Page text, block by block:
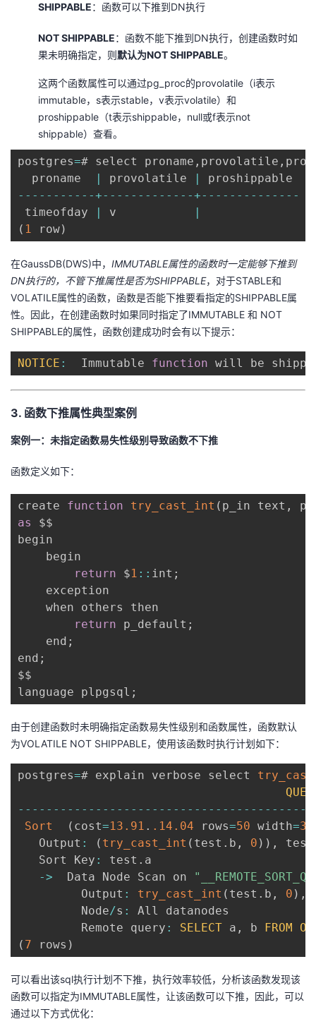
者
堂
我
的
课
程
我
的
认
我
的
我
Programs
我
技
术
支
持
的
云
声
建
SHIPPABLE：函数可以下推到DN执行
NOT SHIPPABLE：函数不能下推到DN执行，创建函数时如
果未明确指定，则默认为NOT SHIPPABLE。
这两个函数属性可以通过pg_proc的provolatile（i表示
immutable，s表示stable，v表示volatile）和
proshippable（t表示shippable，null或f表示not
shippable）查看。
postgres=# select proname , provolatile ,
  proname
| provolatile |
-- -- -- -- -- -+-- -- -- -- -- -- -+-- -- -- -- -- -- --
timeofday
| v
|
( 1 row)
在GaussDB(DWS)中， IMMUTABLE属性的函数时一定能够下推到
DN执行的，不管下推属性是否为SHIPPABLE，对于STABLE和
VOLATILE属性的函数，函数是否能下推要看指定的SHIPPABLE属
性。因此，在创建函数时如果同时指定了IMMUTABLE 和 NOT
SHIPPABLE的属性，函数创建成功时会有以下提示：
NOTICE :
  Immutable
function will be
3. 函数下推属性典型案例
案例一：未指定函数易失性级别导致函数不下推
函数定义如下：
create function try_cast_int ( p_in text ,
as
$$
begin
    begin
return $1 : : int ;
return p_default ;
    end
;
end ;
$$
language plpgsql ;
由于创建函数时未明确指定函数易失性级别和函数属性，函数默认
为VOLATILE NOT SHIPPABLE，使用该函数时执行计划如下：
postgres=# explain verbose select
-- -- -- -- -- -- -- -- -- -- -- -- -- -- -- -- -- -- -- -- --
Sort
( cost=13.91 . .14 .04 rows=50 width=36
   Output
: ( try_cast_int ( test . b , 0 ) ) , test
   Sort Key
: test . a
->
  Data Node Scan on
         Output
: try_cast_int ( test . b , 0 ) ,
         Node
/s :
All datanodes
         Remote query
: SELECT a , b FROM
( 7 rows )
可以看出该sql执行计划不下推，执行效率较低，分析该函数发现该
函数可以指定为IMMUTABLE属性，让该函数可以下推，因此，可以
通过以下方式优化：